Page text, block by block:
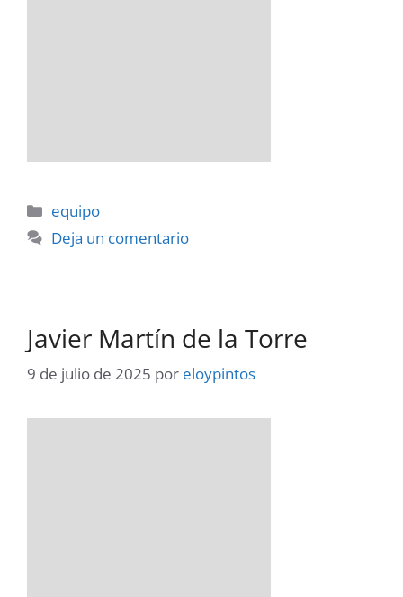
Categorías
equipo
Deja un comentario
Javier Martín de la Torre
9 de julio de 2025 por eloypintos